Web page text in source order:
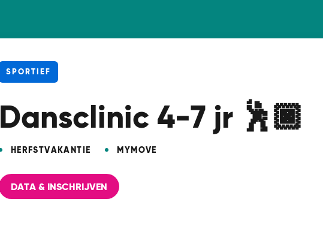
SPORTIEF
Dansclinic 4-7 jr 🕺🏿
HERFSTVAKANTIE MYMOVE
DATA & INSCHRIJVEN